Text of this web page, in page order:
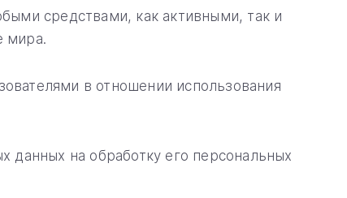
средствами, как активными, так и
мира.
в отношении использования
данных на обработку его персональных